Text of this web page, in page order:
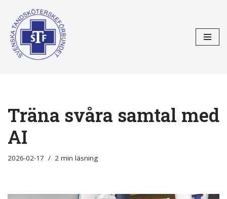
Hoppa
till
innehåll
Träna svåra samtal med
AI
2026-02-17 2 min läsning